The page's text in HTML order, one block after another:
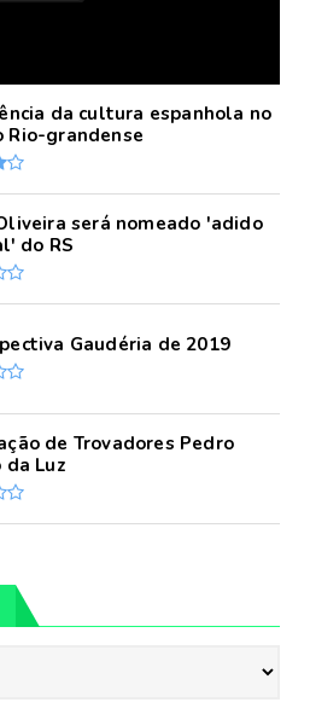
da cultura espanhola no
Rio-grandense
será nomeado 'adido
do RS
Gaudéria de 2019
de Trovadores Pedro
da Luz